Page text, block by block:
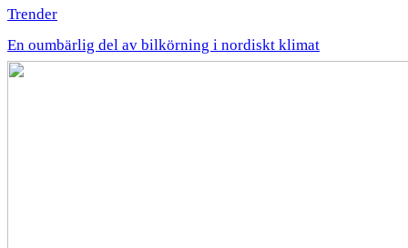
Trender
En oumbärlig del av bilkörning i nordiskt klimat